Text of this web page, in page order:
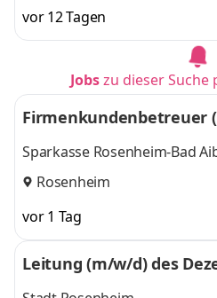
vor 12 Tagen
Jobszu dieser Suche
Firmenkundenbetreuer
Sparkasse Rosenheim-Bad
Rosenheim
vor 1 Tag
Leitung (m/w/d) des